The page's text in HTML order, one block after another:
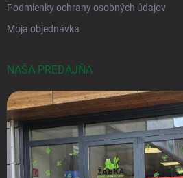
Podmienky ochrany osobných údajov
Moja objednávka
NAŠA PREDAJŇA